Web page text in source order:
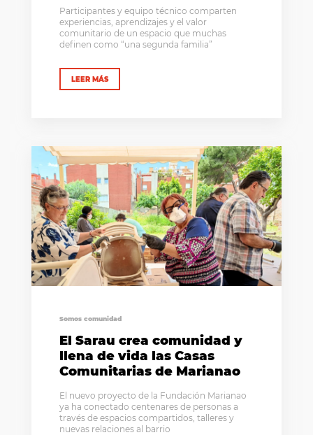
Participantes y equipo técnico comparten
experiencias, aprendizajes y el valor
comunitario de un espacio que muchas
definen como “una segunda familia”
LEER MÁS
Somos comunidad
El Sarau crea comunidad y
llena de vida las Casas
Comunitarias de Marianao
El nuevo proyecto de la Fundación Marianao
ya ha conectado centenares de personas a
través de espacios compartidos, talleres y
nuevas relaciones al barrio